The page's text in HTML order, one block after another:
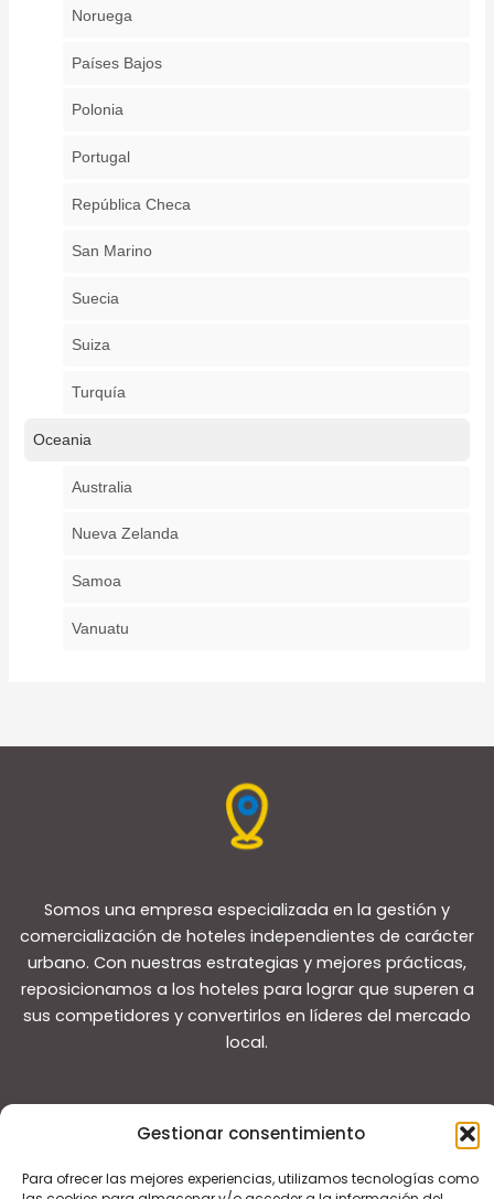
Gestionar consentimiento
Para ofrecer las mejores experiencias, utilizamos tecnologías como
Noruega
Países Bajos
Polonia
Portugal
República Checa
San Marino
Suecia
Suiza
Turquía
Oceania
Australia
Nueva Zelanda
Samoa
Vanuatu
Somos una empresa especializada en la gestión y
comercialización de hoteles independientes de carácter
urbano. Con nuestras estrategias y mejores prácticas,
reposicionamos a los hoteles para lograr que superen a
sus competidores y convertirlos en líderes del mercado
local.
Copyright © 2026 Guías de viaje